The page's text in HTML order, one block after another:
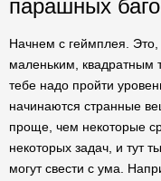
парашных
Начнем с геймплея.
маленьким, квадратным
тебе надо пройти
начинаются странные
проще, чем некоторые
некоторых задач, и тут
могут свести с ума.